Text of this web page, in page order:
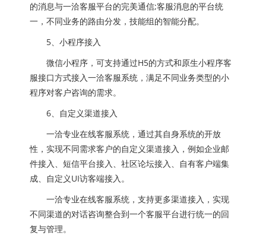
的消息与一洽客服平台的完美通信;客服消息的平台统
一，不同业务的路由分发，技能组的智能分配。
5、小程序接入
微信小程序，可支持通过H5的方式和原生小程序客
服接口方式接入一洽客服系统，满足不同业务类型的小
程序对客户咨询的需求。
6、自定义渠道接入
一洽专业在线客服系统，通过其自身系统的开放
性，实现不同需求客户的自定义渠道接入，例如企业邮
件接入、短信平台接入、社区论坛接入、自有客户端集
成、自定义UI访客端接入。
一洽专业在线客服系统，支持更多渠道接入，实现
不同渠道的对话咨询整合到一个客服平台进行统一的回
复与管理。